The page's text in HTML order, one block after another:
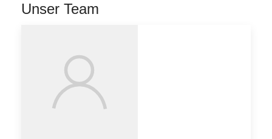
Unser Team